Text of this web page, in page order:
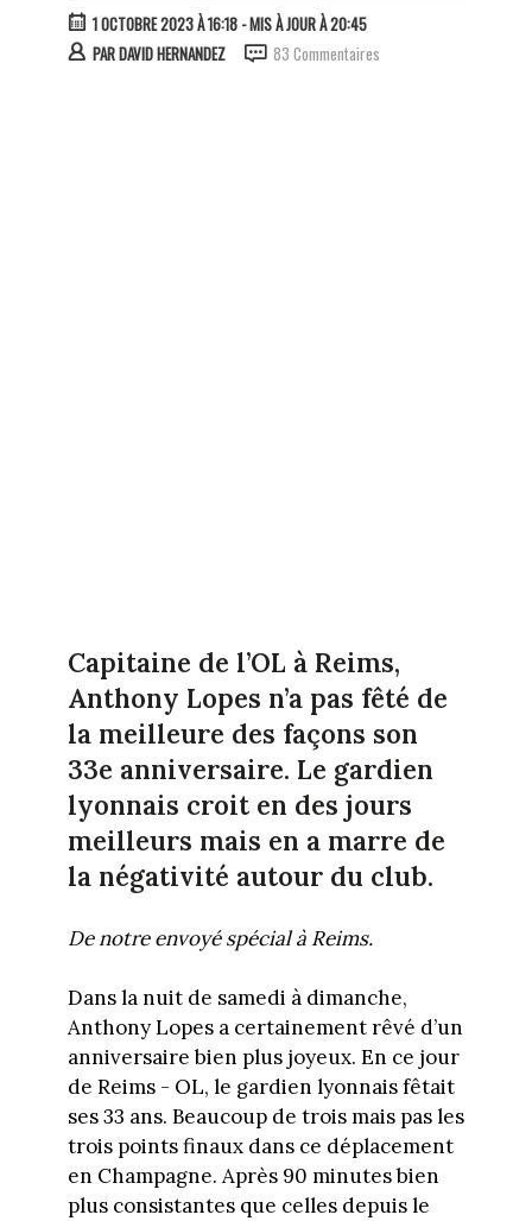
1 OCTOBRE 2023 À 16:18- MIS À JOUR À 20:45
PARDAVID HERNANDEZ 83 Commentaires
Capitaine de l’OL à Reims,
Anthony Lopes n’a pas fêté de
la meilleure des façons son
33e anniversaire. Le gardien
lyonnais croit en des jours
meilleurs mais en a marre de
la négativité autour du club.
De notre envoyé spécial à Reims.
Dans la nuit de samedi à dimanche,
Anthony Lopes a certainement rêvé d’un
anniversaire bien plus joyeux. En ce jour
de Reims - OL, le gardien lyonnais fêtait
ses 33 ans. Beaucoup de trois mais pas les
trois points finaux dans ce déplacement
en Champagne. Après 90 minutes bien
plus consistantes que celles depuis le